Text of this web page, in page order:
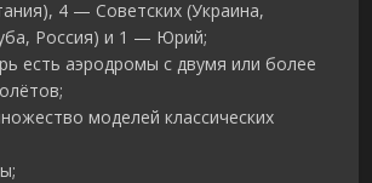
4 — Советских (Украина,
Россия) и 1 — Юрий;
есть аэродромы с двумя или более
моделей классических